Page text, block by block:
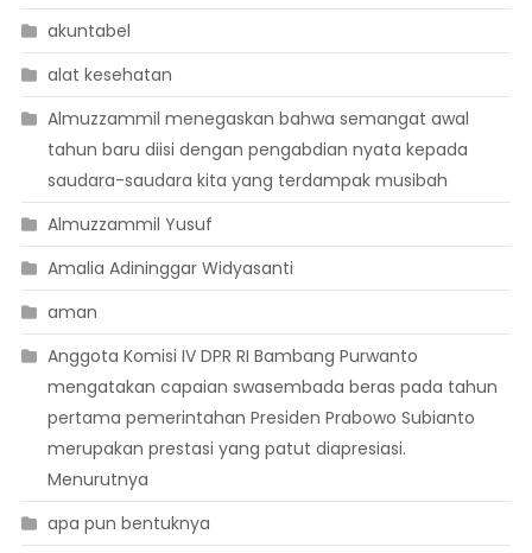
akuntabel
alat kesehatan
Almuzzammil menegaskan bahwa semangat awal
tahun baru diisi dengan pengabdian nyata kepada
saudara-saudara kita yang terdampak musibah
Almuzzammil Yusuf
Amalia Adininggar Widyasanti
aman
Anggota Komisi IV DPR RI Bambang Purwanto
mengatakan capaian swasembada beras pada tahun
pertama pemerintahan Presiden Prabowo Subianto
merupakan prestasi yang patut diapresiasi.
Menurutnya
apa pun bentuknya